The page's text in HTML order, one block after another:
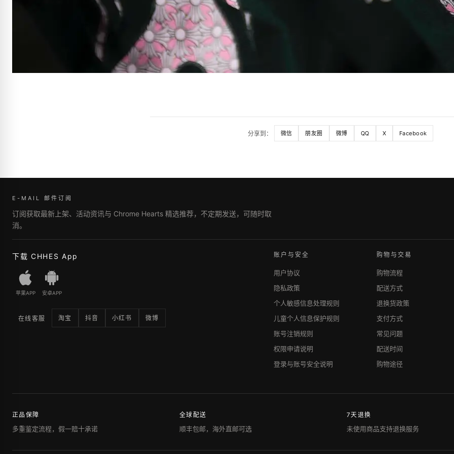
分享到： 微信 朋友圈 微博 QQ X Facebook
E-MAIL 邮件订阅
订阅获取最新上架、活动资讯与 Chrome Hearts 精选推荐，不定期发送，可随时取
消。
下载 CHHES App
苹果APP 安卓APP
在线客服 淘宝 抖音 小红书 微博
账户与安全
用户协议
隐私政策
个人敏感信息处理规则
儿童个人信息保护规则
账号注销规则
权限申请说明
登录与账号安全说明
购物与交易
购物流程
配送方式
退换货政策
支付方式
常见问题
配送时间
购物途径
正品保障
多重鉴定流程，假一赔十承诺
全球配送
顺丰包邮，海外直邮可选
7天退换
未使用商品支持退换服务